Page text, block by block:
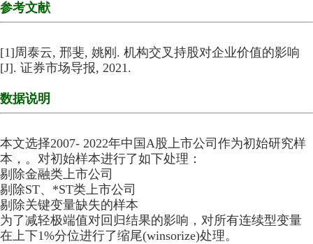
参考文献
[1]周泰云, 邢斐, 姚刚. 机构交叉持股对企业价值的影响
[J]. 证券市场导报, 2021.
数据说明
本文选择2007- 2022年中国A股上市公司作为初始研究样
本， 。对初始样本进行了如下处理：
剔除金融类上市公司
剔除ST、*ST类上市公司
剔除关键变量缺失的样本
为了减轻极端值对回归结果的影响，对所有连续型变量
在上下1%分位进行了缩尾(winsorize)处理。